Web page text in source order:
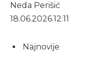
Neda Perišić
18.06.2026.12:11
Najnovije